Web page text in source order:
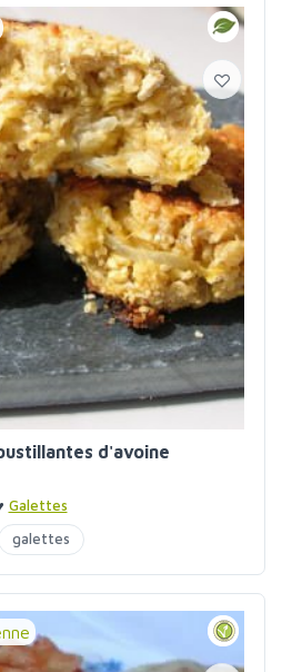
d'avoine
Galettes
galettes